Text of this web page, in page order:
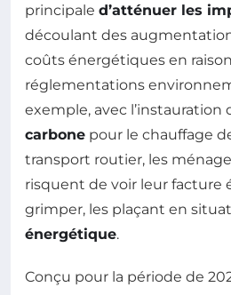
principale d’atténuer les
découlant des
coûts énergétiques en
réglementations
exemple, avec l’instauration
carbone pour le chauffage
transport routier, les
risquent de voir leur facture
grimper, les plaçant en
énergétique.
Conçu pour la période de